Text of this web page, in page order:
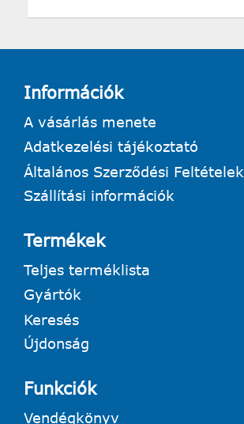
Információk
A vásárlás menete
Adatkezelési tájékoztató
Általános Szerződési Feltételek
Szállítási információk
Termékek
Teljes terméklista
Gyártók
Keresés
Újdonság
Funkciók
Vendégkönyv